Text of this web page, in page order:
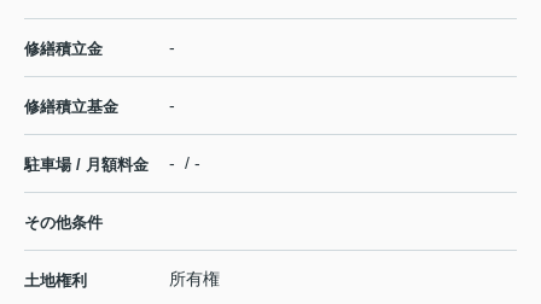
修繕積立金 -
修繕積立基金 -
駐車場 / 月額料金 - / -
その他条件
土地権利 所有権